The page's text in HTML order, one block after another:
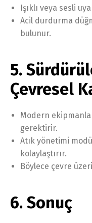
Işıklı veya sesli
Acil durdurma
bulunur.
5.
Çevresel
Modern
gerektirir.
Atık yönetimi
kolaylaştırır.
Böylece çevre
6. Sonuç